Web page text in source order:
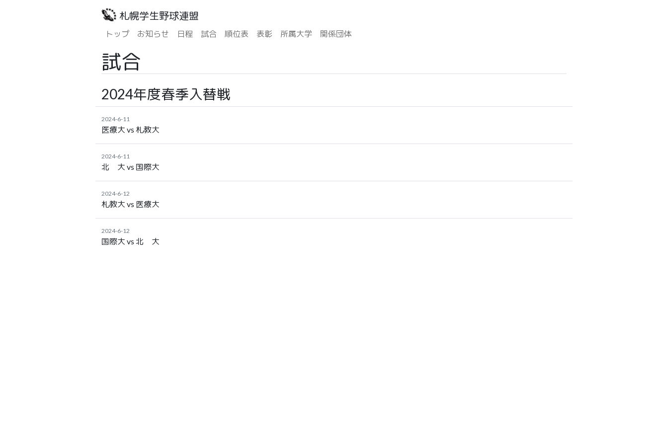
札幌学生野球連盟
トップ お知らせ 日程 試合 順位表 表彰 所属大学 関係団体
試合
2024年度春季入替戦
2024-6-11
医療大 vs 札教大
2024-6-11
北 大 vs 国際大
2024-6-12
札教大 vs 医療大
2024-6-12
国際大 vs 北 大